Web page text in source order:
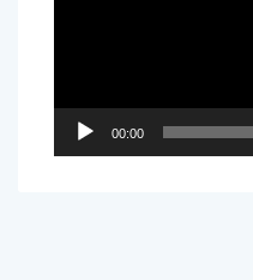
00:00